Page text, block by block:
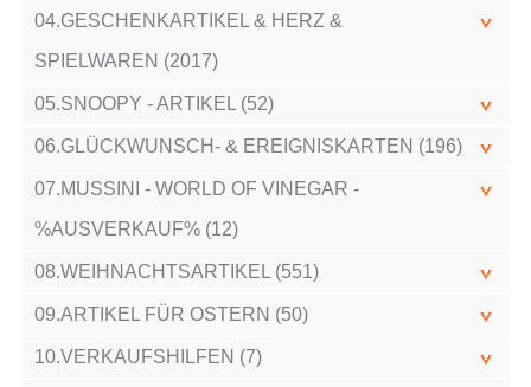
04.GESCHENKARTIKEL & HERZ &
SPIELWAREN (2017)
05.SNOOPY - ARTIKEL (52)
06.GLÜCKWUNSCH- & EREIGNISKARTEN (196)
07.MUSSINI - WORLD OF VINEGAR -
%AUSVERKAUF% (12)
08.WEIHNACHTSARTIKEL (551)
09.ARTIKEL FÜR OSTERN (50)
10.VERKAUFSHILFEN (7)